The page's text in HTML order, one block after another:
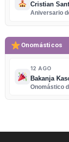
Cristian
Aniversario
Onomásticos
12 AGO
Bakanja
Onomástico